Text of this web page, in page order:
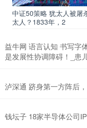
中证50策略 犹太人被屠
太人？1833年，2
益牛网 语言认知 书写字
是发展性协调障碍！_患
泸深通 跻身第一方阵后
钱坛子 18家半导体公司